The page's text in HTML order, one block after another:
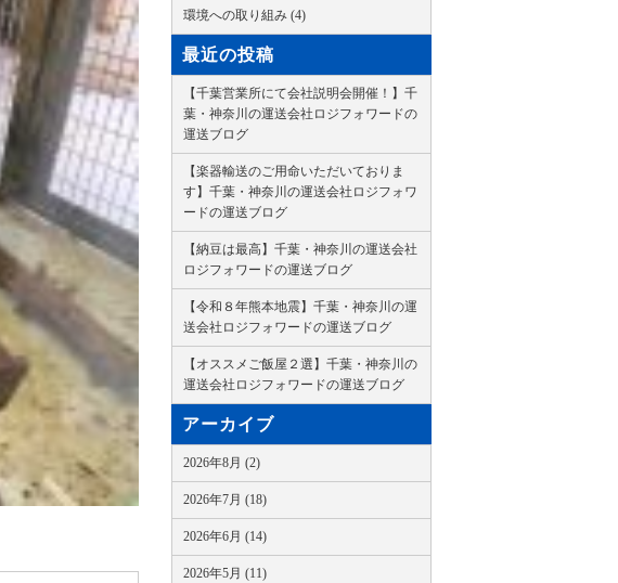
環境への取り組み (4)
最近の投稿
【千葉営業所にて会社説明会開催！】千
葉・神奈川の運送会社ロジフォワードの
運送ブログ
【楽器輸送のご用命いただいておりま
す】千葉・神奈川の運送会社ロジフォワ
ードの運送ブログ
【納豆は最高】千葉・神奈川の運送会社
ロジフォワードの運送ブログ
【令和８年熊本地震】千葉・神奈川の運
送会社ロジフォワードの運送ブログ
【オススメご飯屋２選】千葉・神奈川の
運送会社ロジフォワードの運送ブログ
アーカイブ
2026年8月 (2)
2026年7月 (18)
2026年6月 (14)
2026年5月 (11)